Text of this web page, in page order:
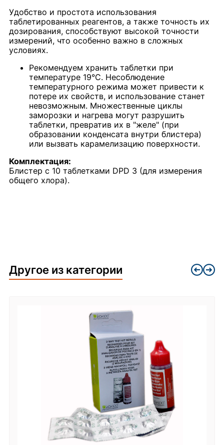
Удобство и простота использования
таблетированных реагентов, а также точность их
дозирования, способствуют высокой точности
измерений, что особенно важно в сложных
условиях.
Рекомендуем хранить таблетки при
температуре 19°C. Несоблюдение
температурного режима может привести к
потере их свойств, и использование станет
невозможным. Множественные циклы
заморозки и нагрева могут разрушить
таблетки, превратив их в "желе" (при
образовании конденсата внутри блистера)
или вызвать карамелизацию поверхности.
Комплектация:
Блистер с 10 таблетками DPD 3 (для измерения
общего хлора).
Другое из категории